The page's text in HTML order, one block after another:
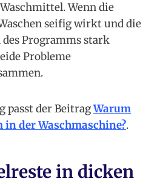
Wenn die
seifig wirkt und die
Programms stark
Probleme
passt der BeitragWarum
in der Waschmaschine?.
in dicken